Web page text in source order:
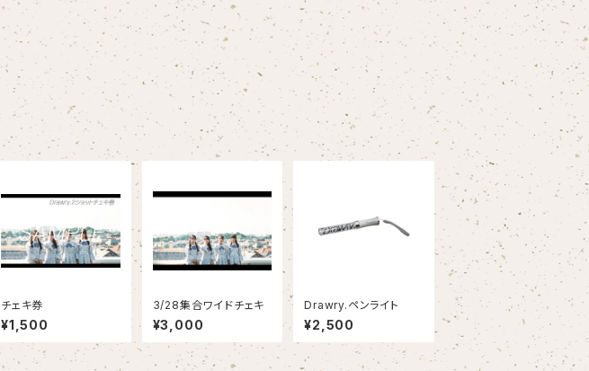
チェキ券
¥1,500
3/28集合ワイドチェキ
¥3,000
Drawry.ペンライト
¥2,500